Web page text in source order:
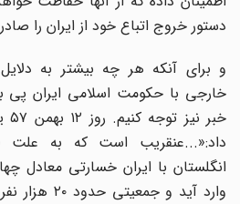
دستور خروج اتباع خود از ایران را
و برای آنکه هر چه بیشتر به
خارجی با حکومت اسلامی ایران پی
خبر
داد:«...عنقریب است که به علت
انگلستان با ایران خسارتی معادل چهار
وارد آید و جمعیتی